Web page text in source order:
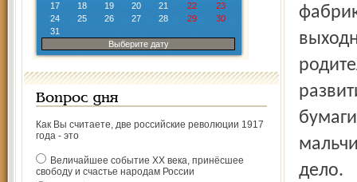
17
18 19 20 21 22
23
24
25 26 27 28 29
30
31
Выберите дату
Вопрос дня
Как Вы считаете, две российские революции 1917
года - это
Величайшее событие ХХ века, принёсшее
свободу и счастье народам России
дело.